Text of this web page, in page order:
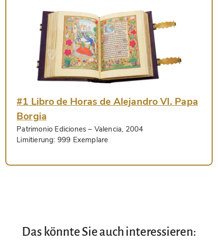
#1 Libro de Horas de Alejandro VI. Papa
Borgia
Patrimonio Ediciones – Valencia, 2004
Limitierung: 999 Exemplare
Das könnte Sie auch interessieren: